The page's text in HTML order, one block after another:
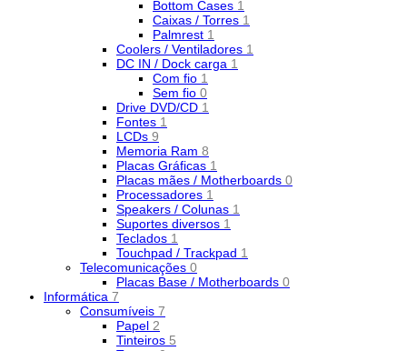
Bottom Cases 1
Caixas / Torres 1
Palmrest 1
Coolers / Ventiladores 1
DC IN / Dock carga 1
Com fio 1
Sem fio 0
Drive DVD/CD 1
Fontes 1
LCDs 9
Memoria Ram 8
Placas Gráficas 1
Placas mães / Motherboards 0
Processadores 1
Speakers / Colunas 1
Suportes diversos 1
Teclados 1
Touchpad / Trackpad 1
Telecomunicações 0
Placas Base / Motherboards 0
Informática 7
Consumíveis 7
Papel 2
Tinteiros 5